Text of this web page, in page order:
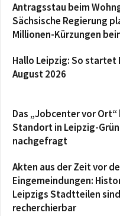
Antragsstau beim
Sächsische Regierung
Millionen-Kürzungen
Hallo Leipzig: So
August 2026
Das „Jobcenter vor Ort“
Standort in Leipzig-
nachgefragt
Akten aus der Zeit vor
Eingemeindungen:
Leipzigs Stadtteilen
recherchierbar